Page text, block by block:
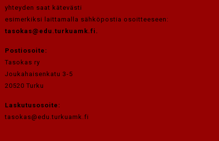
yhteyden saat kätevästi
esimerkiksi laittamalla sähköpostia osoitteeseen:
tasokas@edu.turkuamk.fi .
Postiosoite:
Tasokas ry
Joukahaisenkatu 3-5
20520 Turku
Laskutusosoite:
tasokas@edu.turkuamk.fi